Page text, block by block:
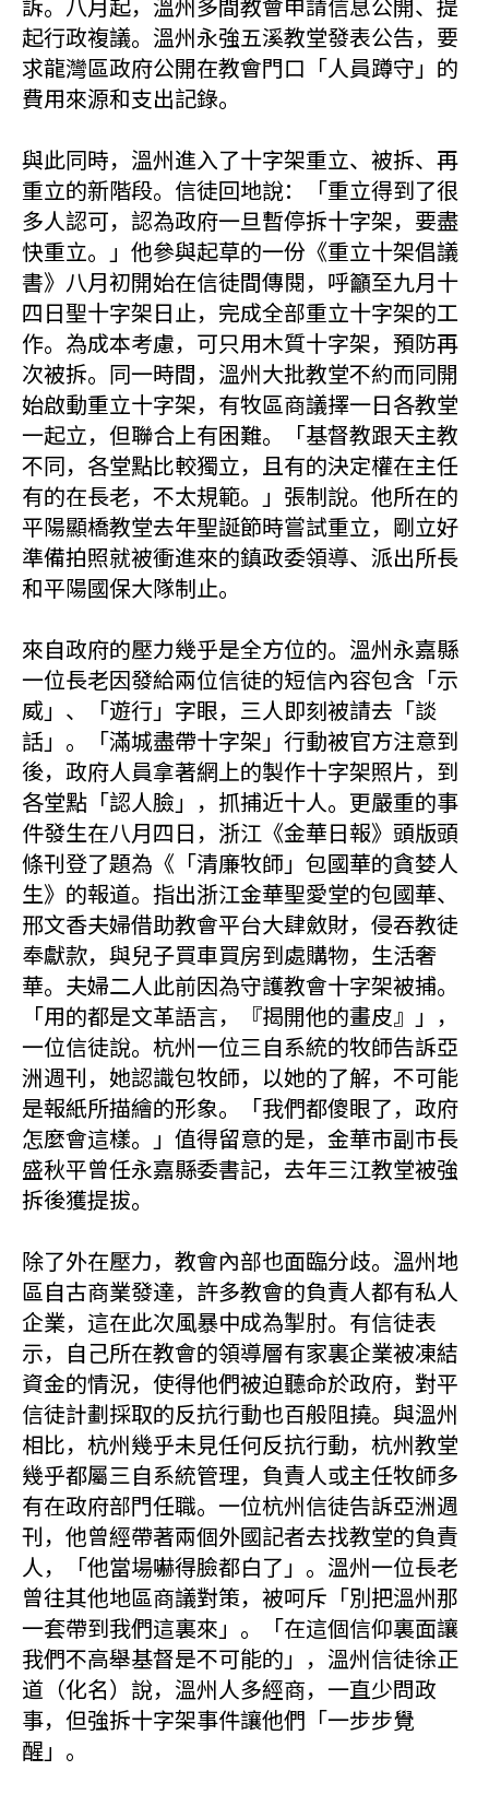
起行政複議。溫州永強五溪教堂發表公告，要
求龍灣區政府公開在教會門口「人員蹲守」的
費用來源和支出記錄。
與此同時，溫州進入了十字架重立、被拆、再
重立的新階段。信徒回地說：「重立得到了很
多人認可，認為政府一旦暫停拆十字架，要盡
快重立。」他參與起草的一份《重立十架倡議
書》八月初開始在信徒間傳閱，呼籲至九月十
四日聖十字架日止，完成全部重立十字架的工
作。為成本考慮，可只用木質十字架，預防再
次被拆。同一時間，溫州大批教堂不約而同開
始啟動重立十字架，有牧區商議擇一日各教堂
一起立，但聯合上有困難。「基督教跟天主教
不同，各堂點比較獨立，且有的決定權在主任
有的在長老，不太規範。」張制說。他所在的
平陽顯橋教堂去年聖誕節時嘗試重立，剛立好
準備拍照就被衝進來的鎮政委領導、派出所長
和平陽國保大隊制止。
來自政府的壓力幾乎是全方位的。溫州永嘉縣
一位長老因發給兩位信徒的短信內容包含「示
威」、「遊行」字眼，三人即刻被請去「談
話」。「滿城盡帶十字架」行動被官方注意到
後，政府人員拿著網上的製作十字架照片，到
各堂點「認人臉」，抓捕近十人。更嚴重的事
件發生在八月四日，浙江《金華日報》頭版頭
條刊登了題為《「清廉牧師」包國華的貪婪人
生》的報道。指出浙江金華聖愛堂的包國華、
邢文香夫婦借助教會平台大肆斂財，侵吞教徒
奉獻款，與兒子買車買房到處購物，生活奢
華。夫婦二人此前因為守護教會十字架被捕。
「用的都是文革語言，『揭開他的畫皮』」，
一位信徒說。杭州一位三自系統的牧師告訴亞
洲週刊，她認識包牧師，以她的了解，不可能
是報紙所描繪的形象。「我們都傻眼了，政府
怎麼會這樣。」值得留意的是，金華市副市長
盛秋平曾任永嘉縣委書記，去年三江教堂被強
拆後獲提拔。
除了外在壓力，教會內部也面臨分歧。溫州地
區自古商業發達，許多教會的負責人都有私人
企業，這在此次風暴中成為掣肘。有信徒表
示，自己所在教會的領導層有家裏企業被凍結
資金的情況，使得他們被迫聽命於政府，對平
信徒計劃採取的反抗行動也百般阻撓。與溫州
相比，杭州幾乎未見任何反抗行動，杭州教堂
幾乎都屬三自系統管理，負責人或主任牧師多
有在政府部門任職。一位杭州信徒告訴亞洲週
刊，他曾經帶著兩個外國記者去找教堂的負責
人，「他當場嚇得臉都白了」。溫州一位長老
曾往其他地區商議對策，被呵斥「別把溫州那
一套帶到我們這裏來」。「在這個信仰裏面讓
我們不高舉基督是不可能的」，溫州信徒徐正
道（化名）說，溫州人多經商，一直少問政
事，但強拆十字架事件讓他們「一步步覺
醒」。